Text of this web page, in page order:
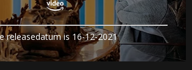
releasedatum is 16-12-2021